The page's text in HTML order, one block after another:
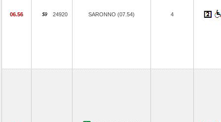
06.56 24920 SARONNO (07.54) 4